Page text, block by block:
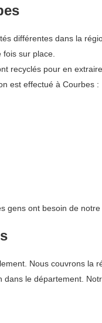
différentes dans la
sur place.
recyclés pour en
est effectué à Courbes :
ont besoin de
Nous couvrons la
le département.